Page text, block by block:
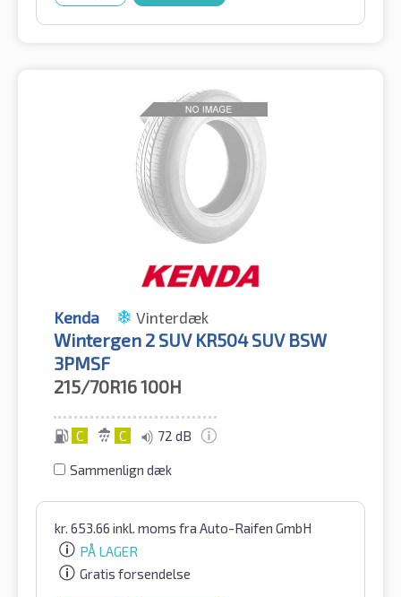
Kenda Vinterdæk
Wintergen 2 SUV KR504 SUV BSW
3PMSF
215/70R16100H
C C 72 dB
Sammenlign dæk
kr. 653.66 inkl. moms fra Auto-Raifen GmbH
PÅ LAGER
Gratis forsendelse